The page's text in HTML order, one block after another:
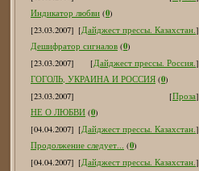
Индикатор любви (0)
[23.03.2007] [Дайджест прессы. Казахстан.]
Дешифратор сигналов (0)
[23.03.2007]
[Дайджест прессы. Россия.]
ГОГОЛЬ, УКРАИНА И РОССИЯ (0)
[23.03.2007]
[Проза]
НЕ О ЛЮБВИ (0)
[04.04.2007] [Дайджест прессы. Казахстан.]
Продолжение следует... (0)
[04.04.2007] [Дайджест прессы. Казахстан.]